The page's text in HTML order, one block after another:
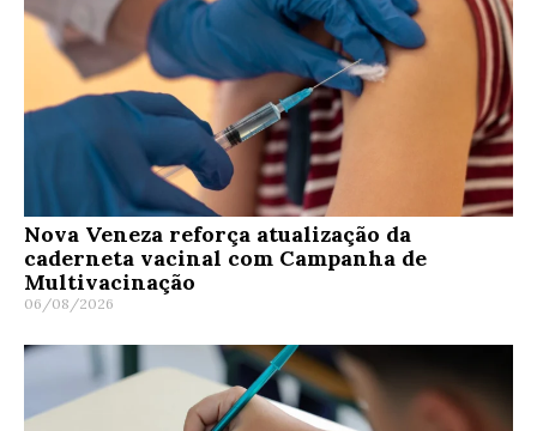
Nova Veneza reforça atualização da
caderneta vacinal com Campanha de
Multivacinação
06/08/2026